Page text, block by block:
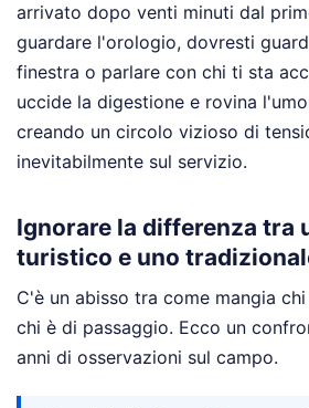
arrivato dopo venti minuti dal
guardare l'orologio, dovresti
finestra o parlare con chi ti sta
uccide la digestione e rovina
creando un circolo vizioso di
inevitabilmente sul servizio.
Ignorare la differenza tra
turistico e uno
C'è un abisso tra come mangia
chi è di passaggio. Ecco un
anni di osservazioni sul campo.